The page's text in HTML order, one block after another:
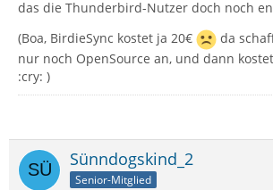
das die Thunderbird-Nutzer doch noch
(Boa, BirdieSync kostet ja 20€
da
nur noch OpenSource an, und dann
:cry: )
Sünndogskind_2
Senior-Mitglied